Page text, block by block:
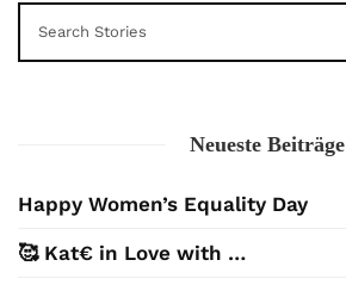
Neueste Beiträge
Happy Women’s Equality Day
🥰 Kat€ in Love with …